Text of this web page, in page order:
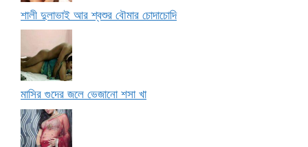
শালী দুলাভাই আর শ্বশুর বৌমার চোদাচোদি
মাসির গুদের জলে ভেজানো শসা খা